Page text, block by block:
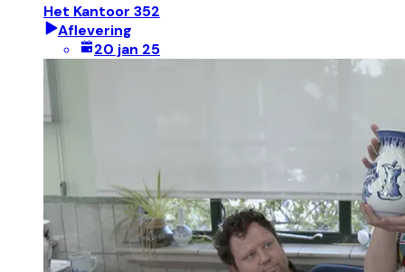
Het Kantoor 352
Aflevering
20 jan 25